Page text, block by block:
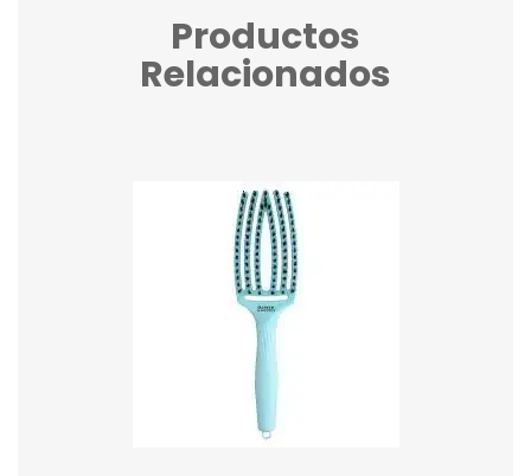
Productos
Relacionados